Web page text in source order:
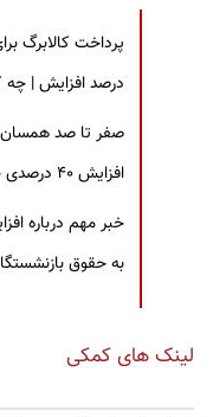
درصد افزایش | چه
صفر تا صد
افزایش ۴۰ درصدی حقوق بازنشستگان
خبر مهم درباره
به حقوق
لینک های کمکی